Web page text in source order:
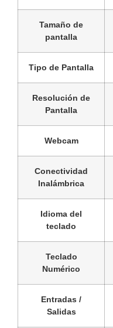
Tamaño de
pantalla
Tipo de Pantalla
Resolución de
Pantalla
Webcam
Conectividad
Inalámbrica
Idioma del
teclado
Teclado
Numérico
Entradas /
Salidas